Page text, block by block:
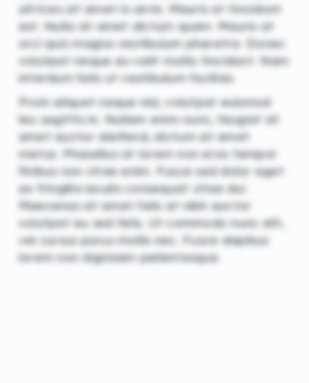
ultrices sit amet in ante. Mauris at tincidunt
est. Nulla sit amet dictum quam. Mauris at
orci quis magna vestibulum pharetra. Donec
volutpat neque eu velit mollis tincidunt. Nam
interdum felis ut vestibulum facilisis.
Proin aliquet neque nisl, volutpat euismod
leo sagittis in. Nullam enim nunc, feugiat sit
amet auctor eleifend, dictum sit amet
metus. Phasellus at lorem non eros tempor
finibus non vitae enim. Fusce sed dolor eget
ex fringilla iaculis consequat vitae dui.
Maecenas sit amet felis at nibh auctor
volutpat eu sed felis. Ut commodo nunc elit,
vel cursus purus mollis nec. Fusce dapibus
lorem non dignissim pellentesque.